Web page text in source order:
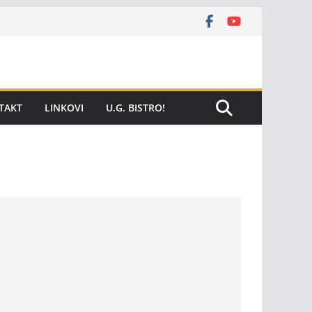
LINKOVI U.G. BISTRO!